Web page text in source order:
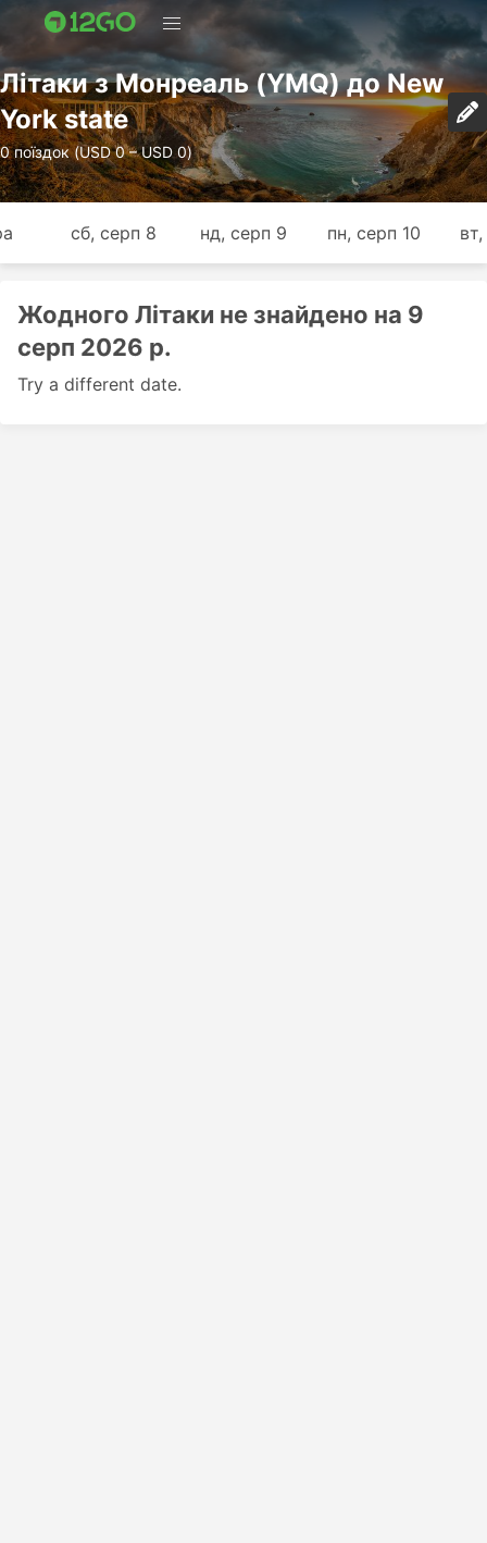
Лiтаки з Монреаль (YMQ) до New
York state
0 поїздок (USD 0 – USD 0)
сб, серп 8 нд, серп 9 пн, серп 10
Жодного Лiтаки не знайдено на 9
серп 2026 р.
Try a different date.